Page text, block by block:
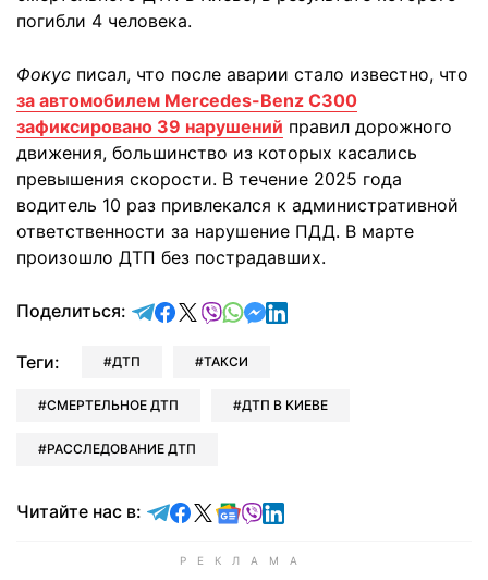
погибли 4 человека.
Фокус писал, что после аварии стало известно, что
за автомобилем Mercedes-Benz C300
зафиксировано 39 нарушений правил дорожного
движения, большинство из которых касались
превышения скорости. В течение 2025 года
водитель 10 раз привлекался к административной
ответственности за нарушение ПДД. В марте
произошло ДТП без пострадавших.
Поделиться: отправить в Telegram
поделиться в Facebook
поделиться в X
отправить в Viber
отправить в Whatsapp
отправить в Messenger
отправить в LinkedIn
Теги: ДТП ТАКСИ
СМЕРТЕЛЬНОЕ ДТП ДТП В КИЕВЕ
РАССЛЕДОВАНИЕ ДТП
Читайте нас в: Читайте в Telegram
Читайте в Facebook
Читайте в X
Читайте в Google news
Читайте в Viber
Читайте в LinkedIn